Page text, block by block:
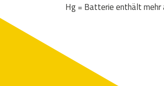
Hg = Batterie enthält